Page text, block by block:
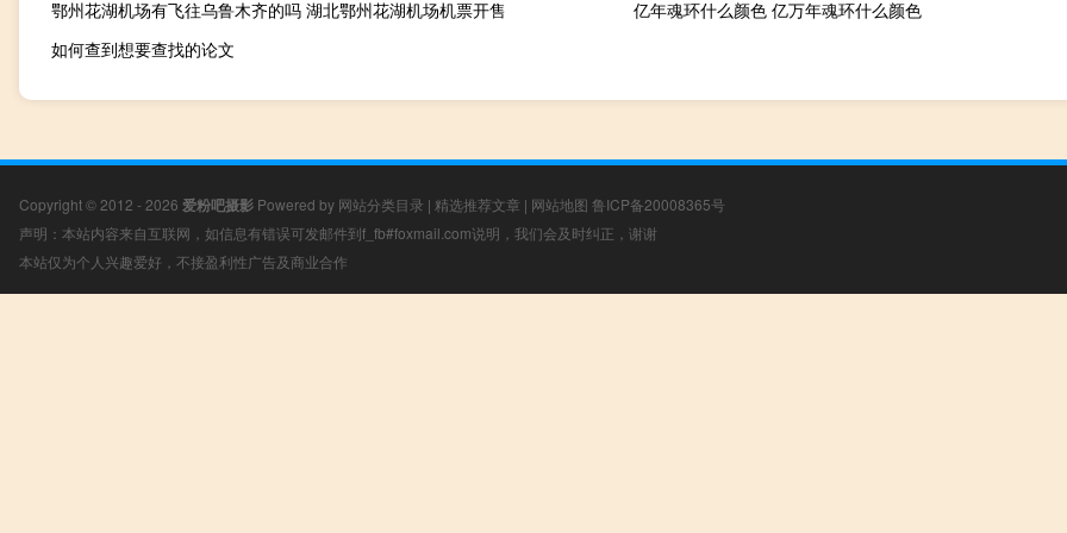
鄂州花湖机场有飞往乌鲁木齐的吗 湖北鄂州花湖机场机票开售
亿年魂环什么颜色 亿万年魂环什么颜色
如何查到想要查找的论文
Copyright © 2012 - 2026 爱粉吧摄影 Powered by 网站分类目录 | 精选推荐文章 | 网站地图 鲁ICP备20008365号
声明：本站内容来自互联网，如信息有错误可发邮件到f_fb#foxmail.com说明，我们会及时纠正，谢谢
本站仅为个人兴趣爱好，不接盈利性广告及商业合作